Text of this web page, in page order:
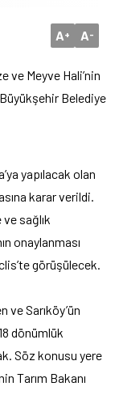
A+ A-
ve Meyve Hali’nin
Belediye
yapılacak olan
karar verildi.
sağlık
onaylanması
görüşülecek.
ve Sarıköy’ün
dönümlük
Söz konusu yere
Tarım Bakanı